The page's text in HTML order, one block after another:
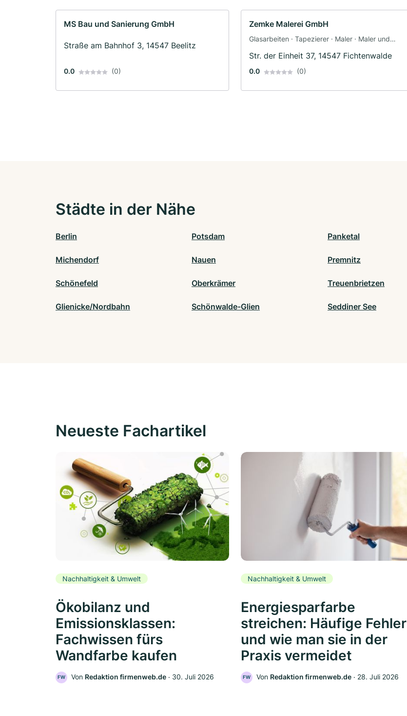
MS Bau und Sanierung GmbH
Straße am Bahnhof 3, 14547 Beelitz
0.0 (0)
Zemke Malerei GmbH
Glasarbeiten · Tapezierer · Maler · Maler und
Str. der Einheit 37, 14547 Fichtenwalde
0.0 (0)
Städte in der Nähe
Berlin Potsdam Panketal
Michendorf Nauen Premnitz
Schönefeld Oberkrämer Treuenbrietzen
Glienicke/Nordbahn Schönwalde-Glien Seddiner See
Neueste Fachartikel
Nachhaltigkeit & Umwelt
Ökobilanz und
Emissionsklassen:
Fachwissen fürs
Wandfarbe kaufen
FW Von Redaktion firmenweb.de ‧ 30. Juli 2026
Nachhaltigkeit & Umwelt
Energiesparfarbe
streichen: Häufige Fehler
und wie man sie in der
Praxis vermeidet
FW Von Redaktion firmenweb.de ‧ 28. Juli 2026